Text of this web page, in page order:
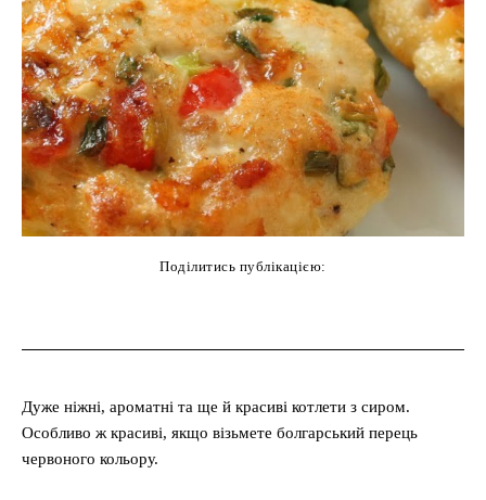
Поділитись публікацією:
Дуже ніжні, ароматні та ще й красиві котлети з сиром.
Особливо ж красиві, якщо візьмете болгарський перець
червоного кольору.